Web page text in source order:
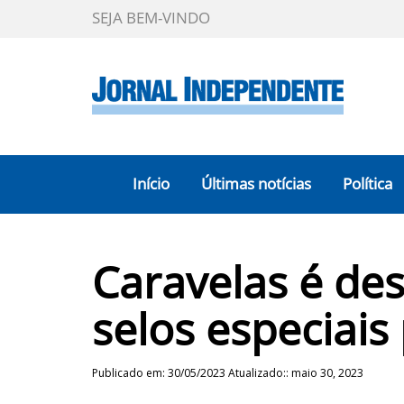
SEJA BEM-VINDO
Início Últimas notícias Política
Caravelas é
selos
Publicado em: 30/05/2023 Atualizado:: maio 30, 2023